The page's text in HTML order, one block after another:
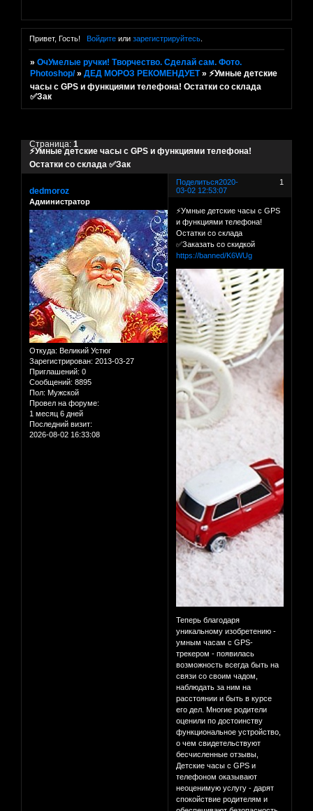
Привет, Гость! Войдитеили зарегистрируйтесь.
»ОчУмелые ручки! Творчество. Сделай сам. Фото.
Photoshop/ »ДЕД МОРОЗ РЕКОМЕНДУЕТ »⚡Умные детские
часы с GPS и функциями телефона! Остатки со склада
✅Зак
⚡Умные детские часы с GPS и функциями телефона!
Остатки со склада ✅Зак
Страница:1
Поделиться 1
2020-
03-02 12:53:07
dedmoroz
Администратор
Откуда: Великий Устюг
Зарегистрирован: 2013-03-27
Приглашений: 0
Сообщений: 8895
Пол: Мужской
Провел на форуме:
1 месяц 6 дней
Последний визит:
2026-08-02 16:33:08
⚡Умные детские часы с GPS
и функциями телефона!
Остатки со склада
✅Заказать со скидкой
https://banned/K6WUg
Теперь благодаря
уникальному изобретению -
умным часам с GPS-
трекером - появилась
возможность всегда быть на
связи со своим чадом,
наблюдать за ним на
расстоянии и быть в курсе
его дел. Многие родители
оценили по достоинству
функциональное устройство,
о чем свидетельствуют
бесчисленные отзывы,
Детские часы с GPS и
телефоном оказывают
неоценимую услугу - дарят
спокойствие родителям и